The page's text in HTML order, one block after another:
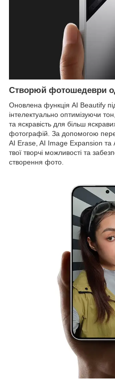
Створюй фотошедеври
Оновлена функція AI Beautify
інтелектуально оптимізуючи тон,
та яскравість для більш
фотографій. За допомогою
AI Erase, AI Image Expansion
твої творчі можливості та
створення фото.